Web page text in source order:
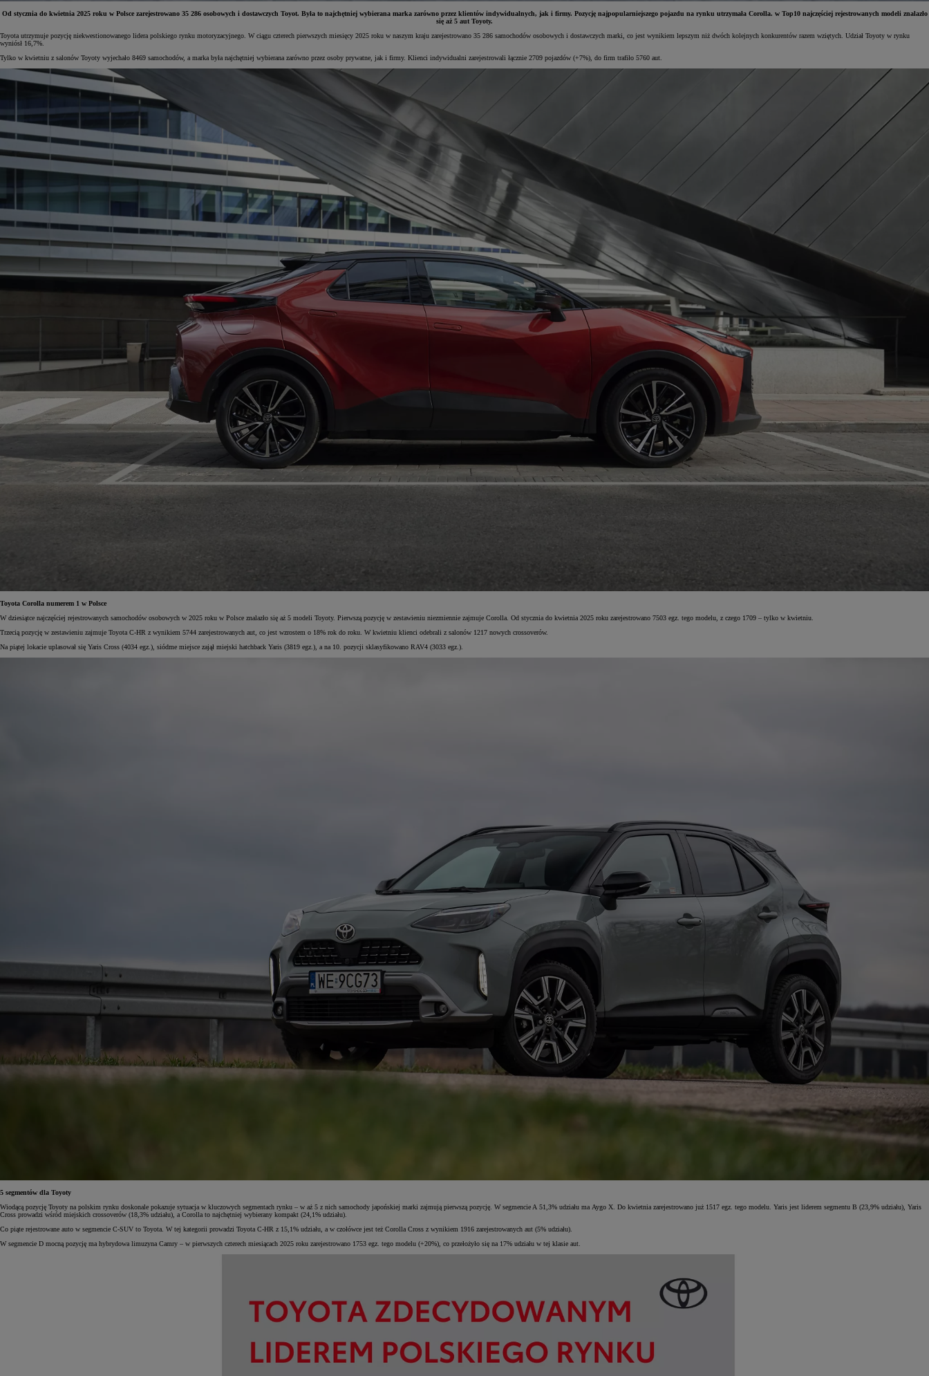
Od81 900 zł
Yaris Cross
HYBRID
Od stycznia do kwietnia 2025 roku w Polsce zarejestrowano 35 286 osobowych i dostawczych Toyot. Była to najchętniej wybierana marka zarówno przez klientów indywidualnych, jak i firmy. Pozycję najpopularniejszego pojazdu na rynku utrzymała Corolla. w Top10 najczęściej rejestrowanych modeli znalazło
się aż 5 aut Toyoty.
Toyota utrzymuje pozycję niekwestionowanego lidera polskiego rynku motoryzacyjnego. W ciągu czterech pierwszych miesięcy 2025 roku w naszym kraju zarejestrowano 35 286 samochodów osobowych i dostawczych marki, co jest wynikiem lepszym niż dwóch kolejnych konkurentów razem wziętych. Udział Toyoty w rynku
wyniósł 16,7%.
Tylko w kwietniu z salonów Toyoty wyjechało 8469 samochodów, a marka była najchętniej wybierana zarówno przez osoby prywatne, jak i firmy. Klienci indywidualni zarejestrowali łącznie 2709 pojazdów (+7%), do firm trafiło 5760 aut.
Toyota Corolla numerem 1 w Polsce
W dziesiątce najczęściej rejestrowanych samochodów osobowych w 2025 roku w Polsce znalazło się aż 5 modeli Toyoty. Pierwszą pozycję w zestawieniu niezmiennie zajmuje Corolla. Od stycznia do kwietnia 2025 roku zarejestrowano 7503 egz. tego modelu, z czego 1709 – tylko w kwietniu.
Trzecią pozycję w zestawieniu zajmuje Toyota C-HR z wynikiem 5744 zarejestrowanych aut, co jest wzrostem o 18% rok do roku. W kwietniu klienci odebrali z salonów 1217 nowych crossoverów.
Na piątej lokacie uplasował się Yaris Cross (4034 egz.), siódme miejsce zajął miejski hatchback Yaris (3819 egz.), a na 10. pozycji sklasyfikowano RAV4 (3033 egz.).
5 segmentów dla Toyoty
Wiodącą pozycję Toyoty na polskim rynku doskonale pokazuje sytuacja w kluczowych segmentach rynku – w aż 5 z nich samochody japońskiej marki zajmują pierwszą pozycję. W segmencie A 51,3% udziału ma Aygo X. Do kwietnia zarejestrowano już 1517 egz. tego modelu. Yaris jest liderem segmentu B (23,9% udziału), Yaris
Cross prowadzi wśród miejskich crossoverów (18,3% udziału), a Corolla to najchętniej wybierany kompakt (24,1% udziału).
Co piąte rejestrowane auto w segmencie C-SUV to Toyota. W tej kategorii prowadzi Toyota C-HR z 15,1% udziału, a w czołówce jest też Corolla Cross z wynikiem 1916 zarejestrowanych aut (5% udziału).
W segmencie D mocną pozycję ma hybrydowa limuzyna Camry – w pierwszych czterech miesiącach 2025 roku zarejestrowano 1753 egz. tego modelu (+20%), co przełożyło się na 17% udziału w tej klasie aut.